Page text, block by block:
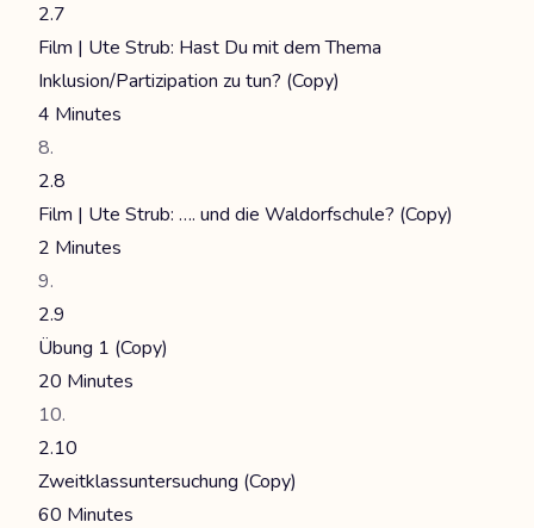
2.7
Film | Ute Strub: Hast Du mit dem Thema
Inklusion/Partizipation zu tun? (Copy)
4 Minutes
2.8
Film | Ute Strub: …. und die Waldorfschule? (Copy)
2 Minutes
2.9
Übung 1 (Copy)
20 Minutes
2.10
Zweitklassuntersuchung (Copy)
60 Minutes